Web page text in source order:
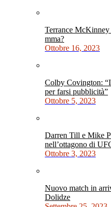
Terrance McKinney
mma?
Ottobre 16, 2023
Colby Covington:
per farsi pubblicità”
Ottobre 5, 2023
Darren Till e Mike
nell’ottagono di
Ottobre 3, 2023
Nuovo match in
Dolidze